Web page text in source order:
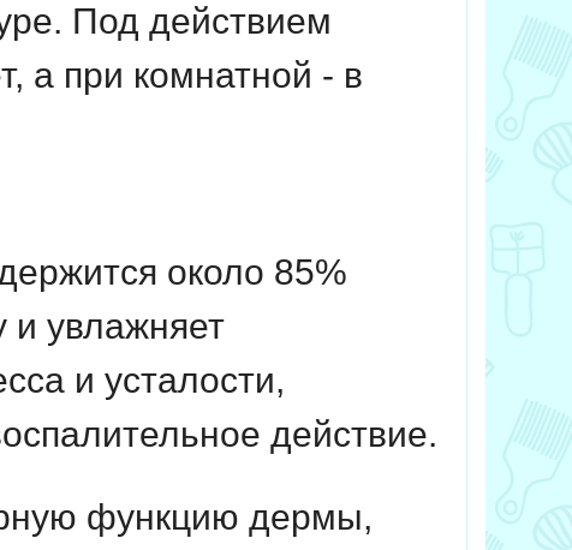
Под действием
а при комнатной - в
около 85%
и увлажняет
и усталости,
действие.
функцию дермы,